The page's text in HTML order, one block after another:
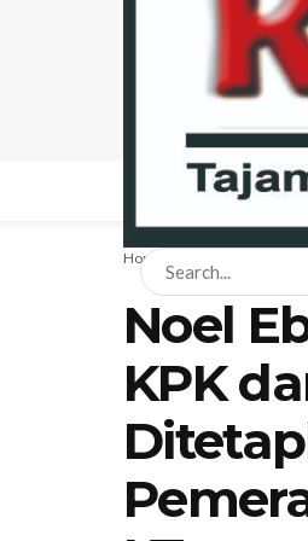
BERANDA NEWS
Home
Noel
KPK